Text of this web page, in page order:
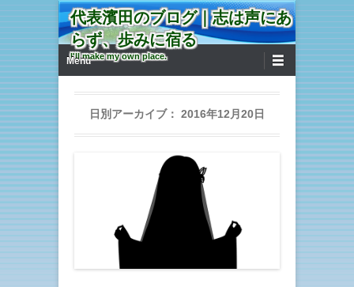
代表濱田のブログ｜志は声にあ
らず、歩みに宿る
I'll make my own place.
第1メニュー
コンテンツへ移動
Menu
日別アーカイブ： 2016年12月20日